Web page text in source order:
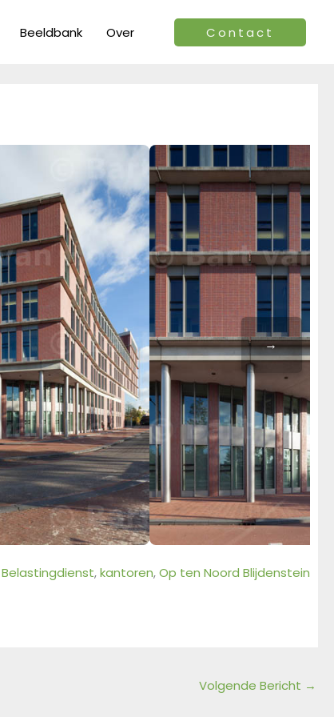
Beeldbank Over Contact
→
Belastingdienst, kantoren, Op ten Noord Blijdenstein
Volgende Bericht →